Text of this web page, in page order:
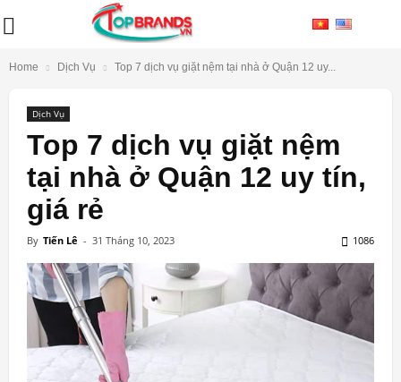
Home Dịch Vụ Top 7 dịch vụ giặt nệm tại nhà ở Quận 12 uy...
Dịch Vụ
Top 7 dịch vụ giặt nệm
tại nhà ở Quận 12 uy tín,
giá rẻ
By Tiến Lê - 31 Tháng 10, 2023 1086